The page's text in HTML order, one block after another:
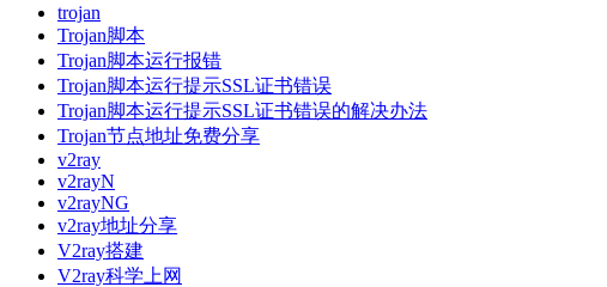
trojan
Trojan脚本
Trojan脚本运行报错
Trojan脚本运行提示SSL证书错误
Trojan脚本运行提示SSL证书错误的解决办法
Trojan节点地址免费分享
v2ray
v2rayN
v2rayNG
v2ray地址分享
V2ray搭建
V2ray科学上网